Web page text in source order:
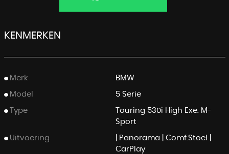
KENMERKEN
Merk BMW
Model 5 Serie
Type
Touring 530i High Exe. M-
Sport
Uitvoering
| Panorama | Comf.Stoel |
CarPlay